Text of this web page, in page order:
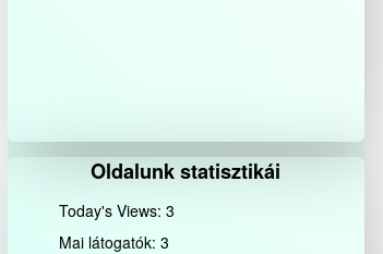
Oldalunk statisztikái
Today's Views:3
Mai látogatók:3